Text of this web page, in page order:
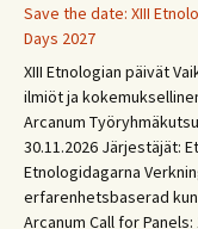
Save the date: XIII
Days 2027
XIII Etnologian päivät
ilmiöt ja
Arcanum
30.11.2026 Järjestäjät:
Etnologidagarna
erfarenhetsbaserad
Arcanum Call for